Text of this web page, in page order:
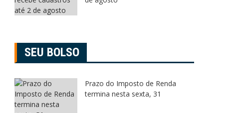
SEU BOLSO
Prazo do Imposto de Renda
termina nesta sexta, 31